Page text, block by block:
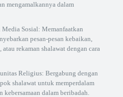
mengamalkannya dalam
Sosial: Memanfaatkan
pesan-pesan kebaikan,
rekaman shalawat dengan cara
Religius: Bergabung dengan
shalawat untuk memperdalam
kebersamaan dalam beribadah.